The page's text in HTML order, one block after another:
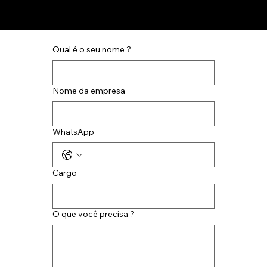
Qual é o seu nome ?
Nome da empresa
WhatsApp
Cargo
O que você precisa ?